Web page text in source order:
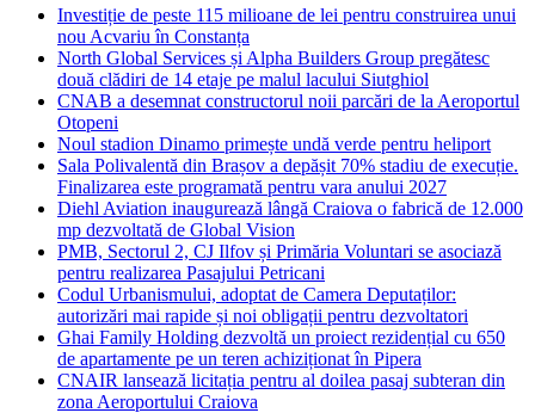
Investiție de peste 115 milioane de lei pentru construirea unui
nou Acvariu în Constanța
North Global Services și Alpha Builders Group pregătesc
două clădiri de 14 etaje pe malul lacului Siutghiol
CNAB a desemnat constructorul noii parcări de la Aeroportul
Otopeni
Noul stadion Dinamo primește undă verde pentru heliport
Sala Polivalentă din Brașov a depășit 70% stadiu de execuție.
Finalizarea este programată pentru vara anului 2027
Diehl Aviation inaugurează lângă Craiova o fabrică de 12.000
mp dezvoltată de Global Vision
PMB, Sectorul 2, CJ Ilfov și Primăria Voluntari se asociază
pentru realizarea Pasajului Petricani
Codul Urbanismului, adoptat de Camera Deputaților:
autorizări mai rapide și noi obligații pentru dezvoltatori
Ghai Family Holding dezvoltă un proiect rezidențial cu 650
de apartamente pe un teren achiziționat în Pipera
CNAIR lansează licitația pentru al doilea pasaj subteran din
zona Aeroportului Craiova